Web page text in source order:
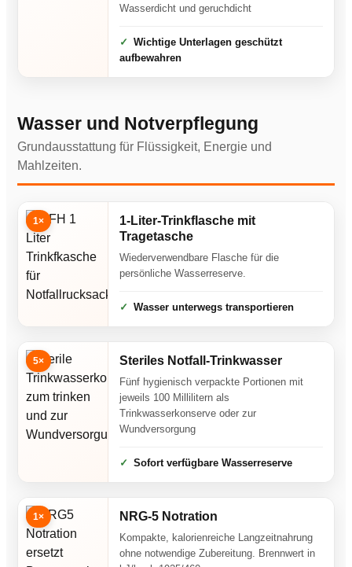
Wasserdicht und geruchdicht
Wichtige Unterlagen geschützt
aufbewahren
Wasser und Notverpflegung
Grundausstattung für Flüssigkeit, Energie und
Mahlzeiten.
1×
1-Liter-Trinkflasche mit
Tragetasche
Wiederverwendbare Flasche für die
persönliche Wasserreserve.
Wasser unterwegs transportieren
5× Steriles Notfall-Trinkwasser
Fünf hygienisch verpackte Portionen mit
jeweils 100 Millilitern als
Trinkwasserkonserve oder zur
Wundversorgung
Sofort verfügbare Wasserreserve
1× NRG-5 Notration
Kompakte, kalorienreiche Langzeitnahrung
ohne notwendige Zubereitung. Brennwert in